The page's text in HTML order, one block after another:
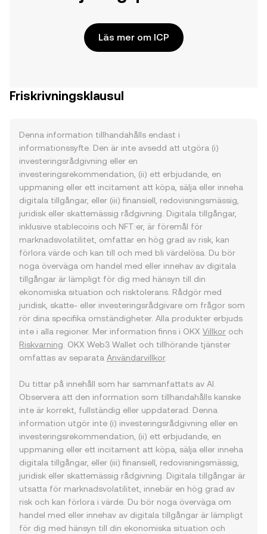
Läs mer om ICP
Friskrivningsklausul
Denna information tillhandahålls endast i
informationssyfte. Den är inte avsedd att utgöra (i)
investeringsrådgivning eller en
investeringsrekommendation, (ii) ett erbjudande, en
uppmaning eller ett incitament att köpa, sälja eller inneha
digitala tillgångar, eller (iii) finansiell, redovisningsmässig,
juridisk eller skattemässig rådgivning. Digitala tillgångar,
inklusive stablecoins och NFT:er, är föremål för
marknadsvolatilitet, omfattar en hög grad av risk, kan
förlora värde och kan till och med bli värdelösa. Du bör
noga överväga om handel med eller innehav av digitala
tillgångar är lämpligt för dig med hänsyn till din
ekonomiska situation och risktolerans. Rådgör med
juridisk, skatte- eller investeringsrådgivare om frågor som
rör dina specifika omständigheter. Alla produkter erbjuds
inte i alla regioner. Mer information finns i OKX Villkor och
Riskvarning . OKX Web3 Wallet och tillhörande tjänster
omfattas av separata Användarvillkor.
Du tittar på innehåll som har sammanfattats av AI.
Observera att den information som tillhandahålls kanske
inte är korrekt, fullständig eller uppdaterad. Denna
information utgör inte (i) investeringsrådgivning eller en
investeringsrekommendation, (ii) ett erbjudande, en
uppmaning eller ett incitament att köpa, sälja eller inneha
digitala tillgångar, eller (iii) finansiell, redovisningsmässig,
juridisk eller skattemässig rådgivning. Digitala tillgångar är
utsatta för marknadsvolatilitet, innebär en hög grad av
risk och kan förlora i värde. Du bör noga överväga om
handel med eller innehav av digitala tillgångar är lämpligt
för dig med hänsyn till din ekonomiska situation och